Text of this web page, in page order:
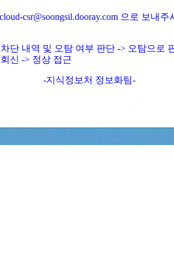
csr@soongsil.dooray.com 으로 보내
단 내역 및 오탐 여부 판단 -> 오탐으로
신 -> 정상 접근
-지식정보처 정보화팀-